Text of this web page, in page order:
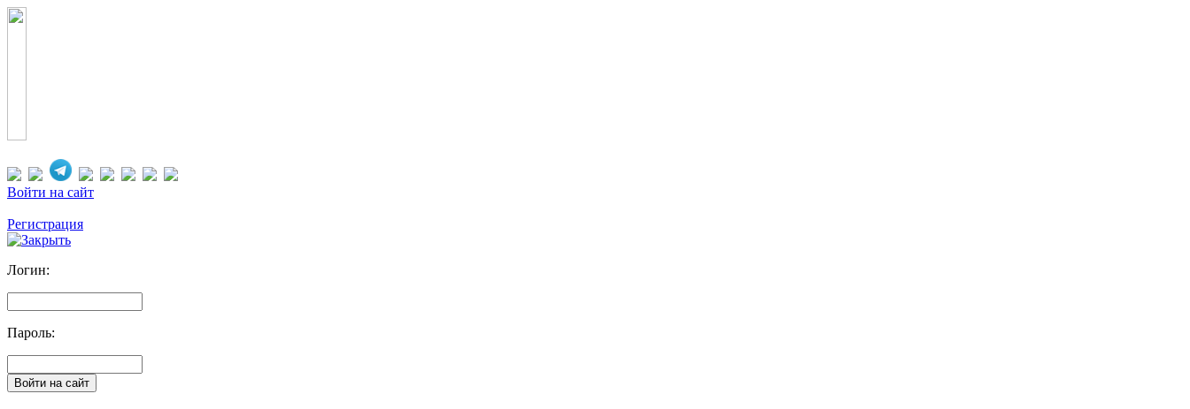
Войти на сайт
Регистрация
Логин:
Пароль: